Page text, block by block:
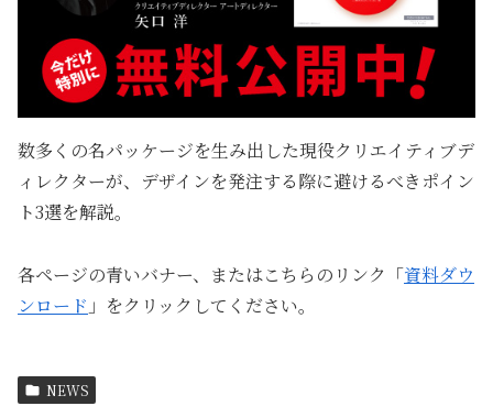
数多くの名パッケージを生み出した現役クリエイティブデ
ィレクターが、デザインを発注する際に避けるべきポイン
ト3選を解説。
各ページの青いバナー、またはこちらのリンク「資料ダウ
ンロード 」をクリックしてください。
NEWS